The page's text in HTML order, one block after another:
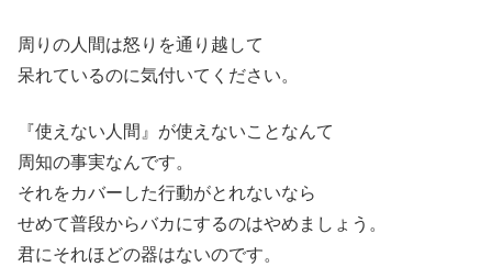
周りの人間は怒りを通り越して
呆れているのに気付いてください。
『使えない人間』が使えないことなんて
周知の事実なんです。
それをカバーした行動がとれないなら
せめて普段からバカにするのはやめましょう。
君にそれほどの器はないのです。